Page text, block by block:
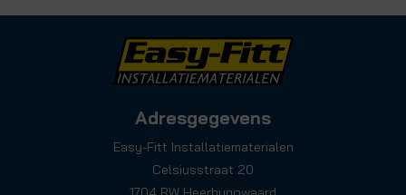
Adresgegevens
Easy-Fitt Installatiematerialen
Celsiusstraat 20